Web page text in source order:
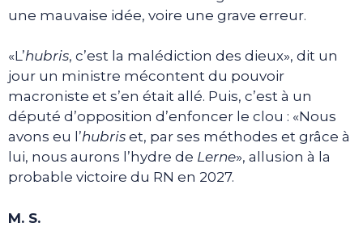
une mauvaise idée, voire une grave erreur.
«L’hubris, c’est la malédiction des dieux», dit un
jour un ministre mécontent du pouvoir
macroniste et s’en était allé. Puis, c’est à un
député d’opposition d’enfoncer le clou : «Nous
avons eu l’hubris et, par ses méthodes et grâce à
lui, nous aurons l’hydre de Lerne», allusion à la
probable victoire du RN en 2027.
M. S.